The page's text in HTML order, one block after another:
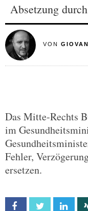
Absetzung
VON
Das Mitte-Rechts
im
Fehler,
ersetzen.
Facebook Twitter